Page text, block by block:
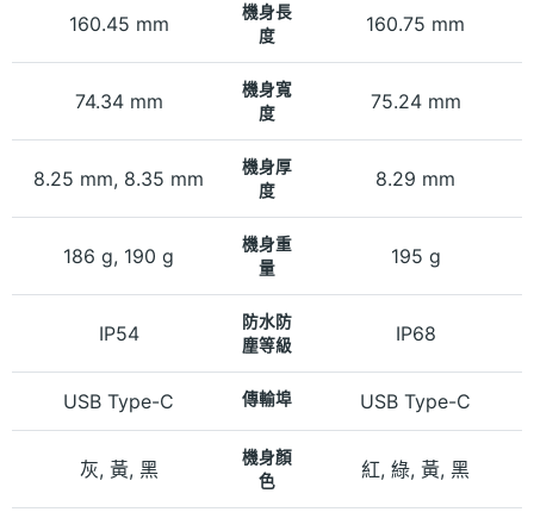
160.45 mm
機身長
度
160.75 mm
74.34 mm
機身寬
度
75.24 mm
8.25 mm, 8.35 mm
機身厚
度
8.29 mm
186 g, 190 g
機身重
量
195 g
IP54
防水防
塵等級
IP68
USB Type-C 傳輸埠 USB Type-C
灰, 黃, 黑
機身顏
色
紅, 綠, 黃, 黑